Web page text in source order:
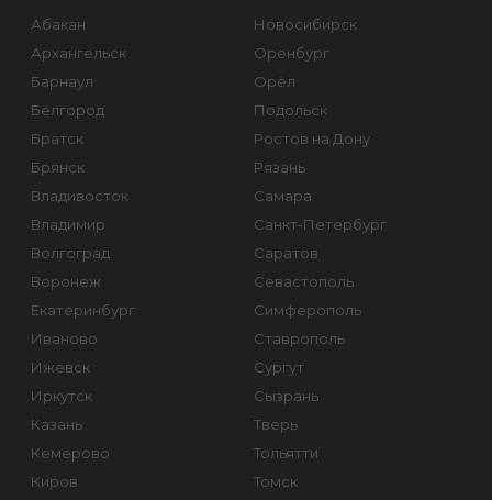
Абакан
Архангельск
Барнаул
Белгород
Братск
Брянск
Владивосток
Владимир
Волгоград
Воронеж
Екатеринбург
Иваново
Ижевск
Иркутск
Казань
Кемерово
Киров
Новосибирск
Оренбург
Орёл
Подольск
Ростов на Дону
Рязань
Самара
Санкт-Петербург
Саратов
Севастополь
Симферополь
Ставрополь
Сургут
Сызрань
Тверь
Тольятти
Томск